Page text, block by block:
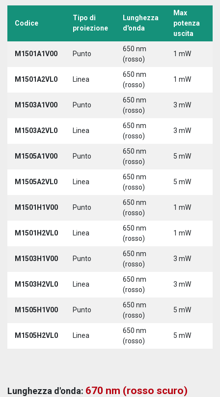
Codice
Tipo di
proiezione
Lunghezza
d'onda
Max
potenza
uscita
M1501A1V00 Punto
650 nm
(rosso)
1 mW
M1501A2VL0 Linea
650 nm
(rosso)
1 mW
M1503A1V00 Punto
650 nm
(rosso)
3 mW
M1503A2VL0 Linea
650 nm
(rosso)
3 mW
M1505A1V00 Punto
650 nm
(rosso)
5 mW
M1505A2VL0 Linea
650 nm
(rosso)
5 mW
M1501H1V00 Punto
650 nm
(rosso)
1 mW
M1501H2VL0 Linea
650 nm
(rosso)
1 mW
M1503H1V00 Punto
650 nm
(rosso)
3 mW
M1503H2VL0 Linea
650 nm
(rosso)
3 mW
M1505H1V00 Punto
650 nm
(rosso)
5 mW
M1505H2VL0 Linea
650 nm
(rosso)
5 mW
Lunghezza d'onda: 670 nm (rosso scuro)